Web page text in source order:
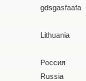
gdsgasfaafa
Lithuania
Россия
Russia